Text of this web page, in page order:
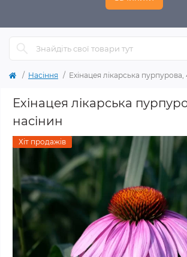
Насіння Ехінацея лікарська пурпурова,
Ехінацея лікарська
насінин
Хіт продажів